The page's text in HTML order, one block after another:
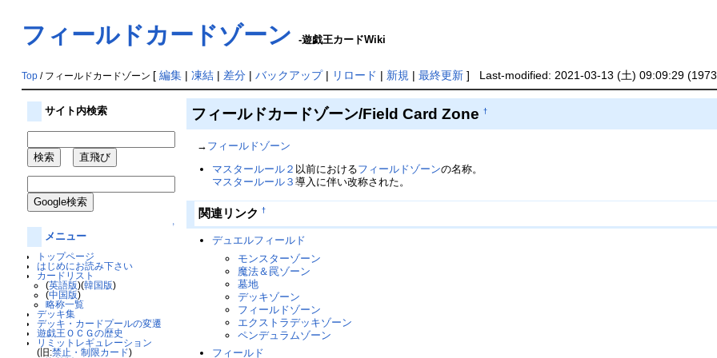
フィールドカードゾーン -遊戯王カードWiki
Top/ フィールドカードゾーン [ 編集| 凍結| 差分| バックアップ| リロード | 新規 | 最終更新] Last-modified: 2021-03-13 (土) 09:09:29
サイト内検索
↑
メニュー
トップページ
はじめにお読み下さい
カードリスト
(英語版)(韓国版)
(中国版)
略称一覧
デッキ集
デッキ・カードプールの変遷
遊戯王ＯＣＧの歴史
リミットレギュレーション
(旧:禁止・制限カード)
フィールドカードゾーン/Field Card Zone†
→ フィールドゾーン
マスタールール２ 以前におけるフィールドゾーンの名称。
マスタールール３導入に伴い改称された。
関連リンク †
デュエルフィールド
モンスターゾーン
魔法＆罠ゾーン
墓地
デッキゾーン
フィールドゾーン
エクストラデッキゾーン
ペンデュラムゾーン
フィールド